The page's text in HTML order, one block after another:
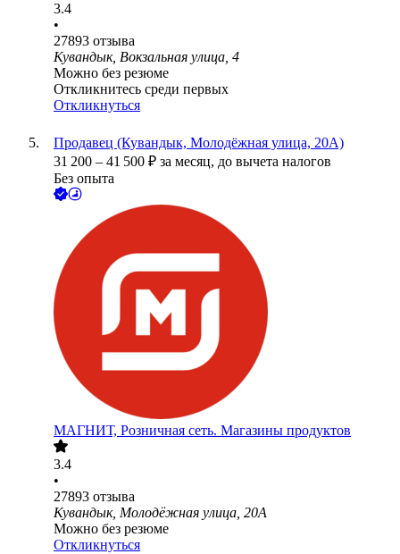
3.4
•
27893 отзыва
Кувандык, Вокзальная улица, 4
Можно без резюме
Откликнитесь среди первых
Откликнуться
Продавец (Кувандык, Молодёжная улица, 20А)
31 200 – 41 500 ₽ за месяц, до вычета налогов
Без опыта
МАГНИТ, Розничная сеть. Магазины продуктов
3.4
•
27893 отзыва
Кувандык, Молодёжная улица, 20А
Можно без резюме
Откликнуться